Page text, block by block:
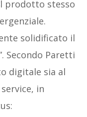
prodotto stesso
.
solidificato il
Secondo Paretti
digitale sia al
in